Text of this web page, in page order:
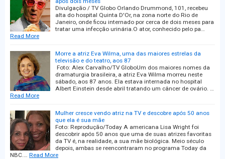
Divulgação / TV Globo Orlando Drummond, 101, recebeu
alta do hospital Quinta D'Or, na zona norte do Rio de
Janeiro, onde ficou internado por cerca de dois meses para
tratar uma infecção urinária.O ator, conhecido pelo pa…
Read More
Morre a atriz Eva Wilma, uma das maiores estrelas da
televisão e do teatro, aos 87
Foto: Alex Carvalho/TV GloboUm dos maiores nomes da
dramaturgia brasileira, a atriz Eva Wilma morreu neste
sábado, aos 87 anos. Ela estava internada no hospital
Albert Einstein desde abril tratando um câncer de ovário. …
Read More
Mulher cresce vendo atriz na TV e descobre após 50 anos
que ela é sua mãe
Foto: Reprodução/Today A americana Lisa Wright foi
descobrir após 50 anos que uma de suas atrizes favoritas
da TV é, na realidade, a sua mãe biológica. Meio século
depois, ambas se reencontraram no programa Today da
NBC.… Read More